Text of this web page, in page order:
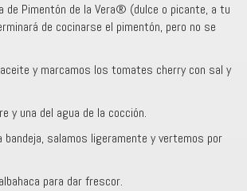
de Pimentón de la Vera® (dulce o picante, a tu
de cocinarse el pimentón, pero no se
y marcamos los tomates cherry con sal y
y una del agua de la cocción.
salamos ligeramente y vertemos por
para dar frescor.